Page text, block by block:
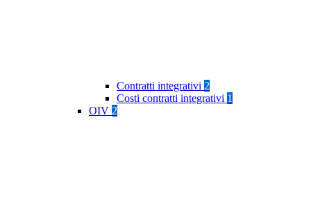
Contratti integrativi 2
Costi contratti integrativi 1
OIV 2